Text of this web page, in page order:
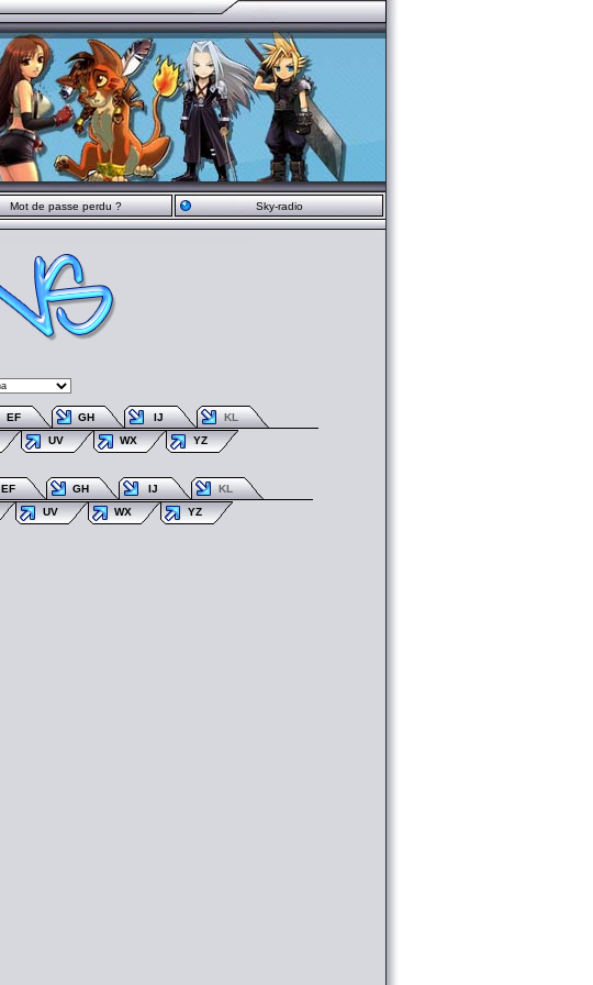
Mot de passe perdu ? Sky-radio
EF GH IJ
KL
UV WX YZ
EF GH IJ
KL
UV WX YZ